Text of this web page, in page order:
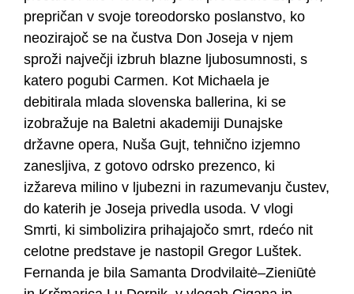
prepričan v svoje toreodorsko poslanstvo, ko
neozirajoč se na čustva Don Joseja v njem
sproži največji izbruh blazne ljubosumnosti, s
katero pogubi Carmen. Kot Michaela je
debitirala mlada slovenska ballerina, ki se
izobražuje na Baletni akademiji Dunajske
državne opera, Nuša Gujt, tehnično izjemno
zanesljiva, z gotovo odrsko prezenco, ki
izžareva milino v ljubezni in razumevanju čustev,
do katerih je Joseja privedla usoda. V vlogi
Smrti, ki simbolizira prihajajočo smrt, rdećo nit
celotne predstave je nastopil Gregor Luštek.
Fernanda je bila Samanta Drodvilaitė–Zieniūtė